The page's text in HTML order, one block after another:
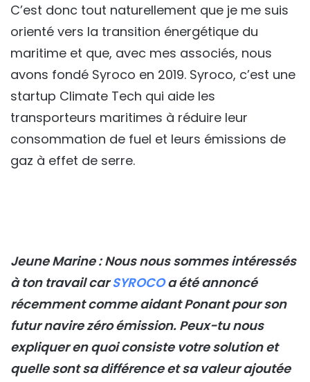
C’est donc tout naturellement que je me suis
orienté vers la transition énergétique du
maritime et que, avec mes associés, nous
avons fondé Syroco en 2019. Syroco, c’est une
startup Climate Tech qui aide les
transporteurs maritimes à réduire leur
consommation de fuel et leurs émissions de
gaz à effet de serre.
Jeune Marine : Nous nous sommes intéressés
à ton travail carSYROCOa été annoncé
récemment comme aidant Ponant pour son
futur navire zéro émission. Peux-tu nous
expliquer en quoi consiste votre solution et
quelle sont sa différence et sa valeur ajoutée